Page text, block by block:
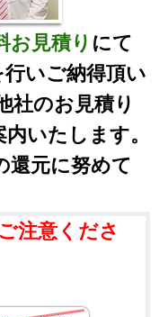
お見積り にて
行いご納得頂い
社のお見積り
内いたします。
還元に努めて
注意くださ